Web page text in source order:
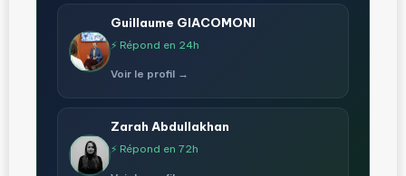
Guillaume GIACOMONI
⚡ Répond en 24h
Voir le profil →
Zarah Abdullakhan
⚡ Répond en 72h